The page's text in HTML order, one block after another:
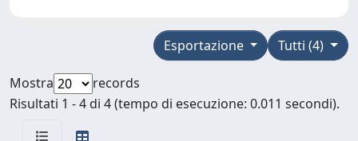
Tutti (4)
Esportazione
Mostra
records
Risultati 1 - 4 di 4 (tempo di esecuzione: 0.011 secondi).